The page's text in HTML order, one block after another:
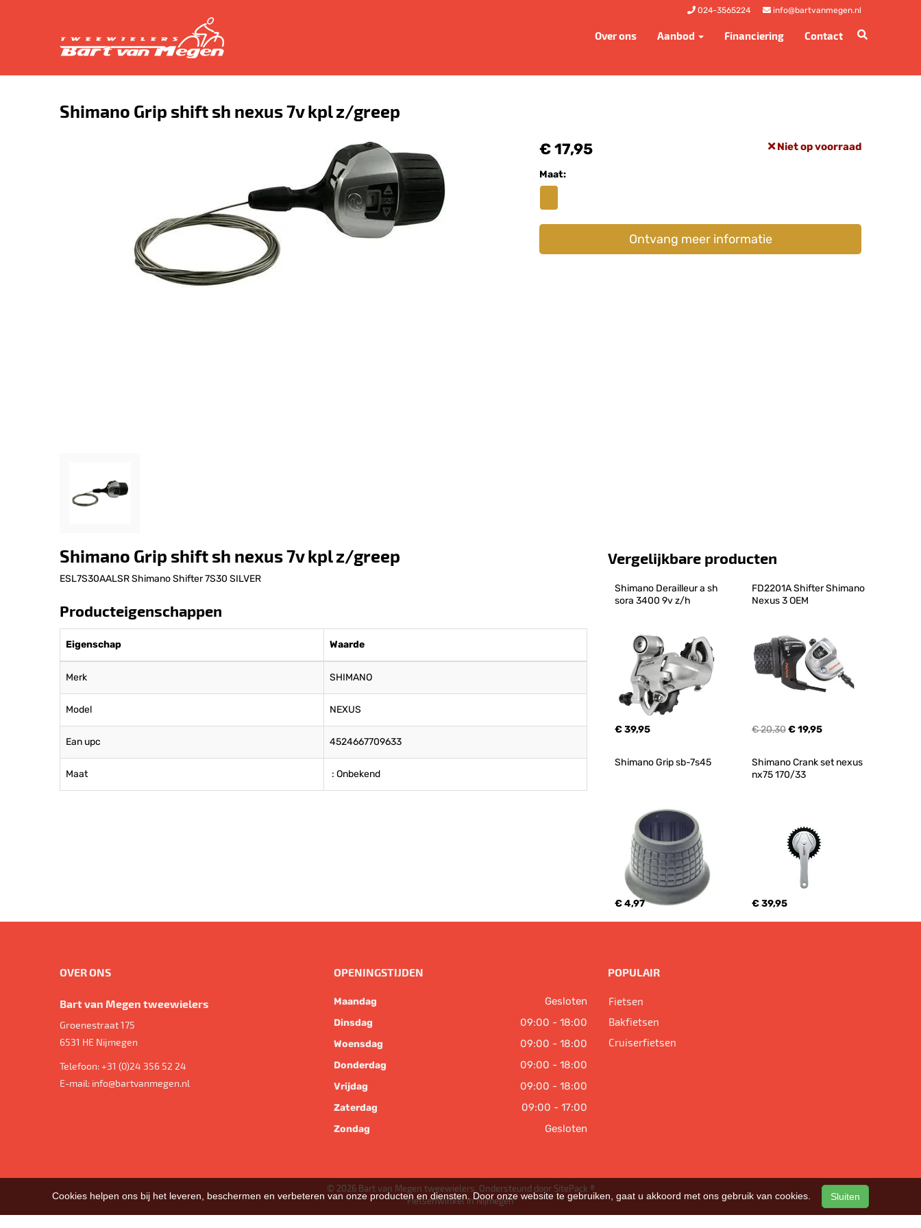
024-3565224 info@bartvanmegen.nl
Over ons Aanbod Financiering Contact
Shimano Grip shift sh nexus 7v kpl z/greep
€ 17,95 Niet op voorraad
Maat:
Ontvang meer informatie
Shimano Grip shift sh nexus 7v kpl z/greep
ESL7S30AALSR Shimano Shifter 7S30 SILVER
Producteigenschappen
Eigenschap Waarde
Merk SHIMANO
Model NEXUS
Ean upc 4524667709633
Maat : Onbekend
Vergelijkbare producten
Shimano Derailleur a sh
sora 3400 9v z/h
€ 39,95
FD2201A Shifter Shimano
Nexus 3 OEM
€ 20,30€ 19,95
Shimano Grip sb-7s45
€ 4,97
Shimano Crank set nexus
nx75 170/33
€ 39,95
OVER ONS
Bart van Megen tweewielers
Groenestraat 175
6531 HE Nijmegen
Telefoon:+31 (0)24 356 52 24
E-mail: info@bartvanmegen.nl
OPENINGSTIJDEN
Maandag Gesloten
Dinsdag 09:00 - 18:00
Woensdag 09:00 - 18:00
Donderdag 09:00 - 18:00
Vrijdag 09:00 - 18:00
Zaterdag 09:00 - 17:00
Zondag Gesloten
POPULAIR
Fietsen
Bakfietsen
Cruiserfietsen
© 2026 Bart van Megen tweewielers. Ondersteund door SitePack ®
Fietsenwinkel in Nijmegen
Cookies helpen ons bij het leveren, beschermen en verbeteren van onze producten en diensten. Door onze website te gebruiken, gaat u akkoord met ons gebruik van cookies. Sluiten